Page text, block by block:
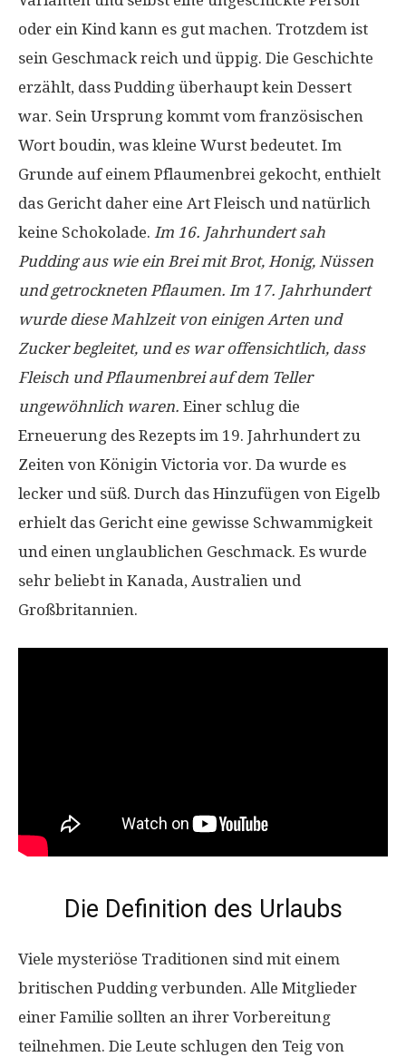
oder ein Kind kann es gut machen. Trotzdem ist
sein Geschmack reich und üppig. Die Geschichte
erzählt, dass Pudding überhaupt kein Dessert
war. Sein Ursprung kommt vom französischen
Wort boudin, was kleine Wurst bedeutet. Im
Grunde auf einem Pflaumenbrei gekocht, enthielt
das Gericht daher eine Art Fleisch und natürlich
keine Schokolade. Im 16. Jahrhundert sah
Pudding aus wie ein Brei mit Brot, Honig, Nüssen
und getrockneten Pflaumen. Im 17. Jahrhundert
wurde diese Mahlzeit von einigen Arten und
Zucker begleitet, und es war offensichtlich, dass
Fleisch und Pflaumenbrei auf dem Teller
ungewöhnlich waren. Einer schlug die
Erneuerung des Rezepts im 19. Jahrhundert zu
Zeiten von Königin Victoria vor. Da wurde es
lecker und süß. Durch das Hinzufügen von Eigelb
erhielt das Gericht eine gewisse Schwammigkeit
und einen unglaublichen Geschmack. Es wurde
sehr beliebt in Kanada, Australien und
Großbritannien.
Die Definition des Urlaubs
Viele mysteriöse Traditionen sind mit einem
britischen Pudding verbunden. Alle Mitglieder
einer Familie sollten an ihrer Vorbereitung
teilnehmen. Die Leute schlugen den Teig von